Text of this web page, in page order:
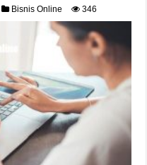
Bisnis Online 346